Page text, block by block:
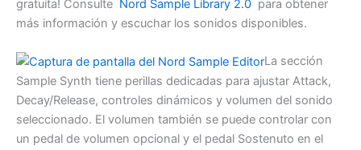
gratuita! Consulte Nord Sample Library 2.0 para obtener
más información y escuchar los sonidos disponibles.
La sección
Sample Synth tiene perillas dedicadas para ajustar Attack,
Decay/Release, controles dinámicos y volumen del sonido
seleccionado. El volumen también se puede controlar con
un pedal de volumen opcional y el pedal Sostenuto en el